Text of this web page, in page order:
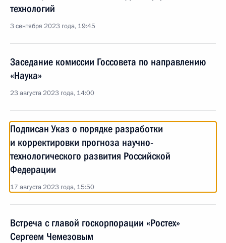
технологий
3 сентября 2023 года, 19:45
Заседание комиссии Госсовета по направлению
«Наука»
23 августа 2023 года, 14:00
Подписан Указ о порядке разработки
и корректировки прогноза научно-
технологического развития Российской
Федерации
17 августа 2023 года, 15:50
Встреча с главой госкорпорации «Ростех»
Сергеем Чемезовым